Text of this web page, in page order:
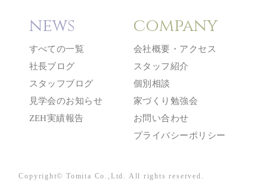
news
すべての一覧
社長ブログ
スタッフブログ
見学会のお知らせ
ZEH実績報告
company
会社概要・アクセス
スタッフ紹介
個別相談
家づくり勉強会
お問い合わせ
プライバシーポリシー
Copyright© Tomita Co.,Ltd. All rights reserved.